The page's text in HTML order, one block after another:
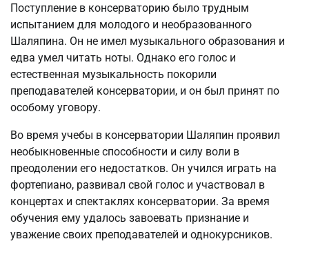
Поступление в консерваторию было трудным
испытанием для молодого и необразованного
Шаляпина. Он не имел музыкального образования и
едва умел читать ноты. Однако его голос и
естественная музыкальность покорили
преподавателей консерватории, и он был принят по
особому уговору.
Во время учебы в консерватории Шаляпин проявил
необыкновенные способности и силу воли в
преодолении его недостатков. Он учился играть на
фортепиано, развивал свой голос и участвовал в
концертах и спектаклях консерватории. За время
обучения ему удалось завоевать признание и
уважение своих преподавателей и однокурсников.